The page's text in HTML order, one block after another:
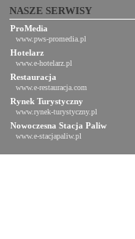
NASZE SERWISY
ProMedia
www.pws-promedia.pl
Hotelarz
www.e-hotelarz.pl
Restauracja
www.e-restauracja.com
Rynek Turystyczny
www.rynek-turystyczny.pl
Nowoczesna Stacja Paliw
www.e-stacjapaliw.pl